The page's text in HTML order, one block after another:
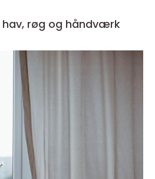
hav, røg og håndværk